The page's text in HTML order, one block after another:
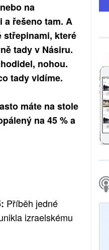
na
a řešeno tam. A
střepinami, které
tady v Násiru.
nohou.
tady vidíme.
máte na stole
na 45 % a
Příběh jedné
izraelskému